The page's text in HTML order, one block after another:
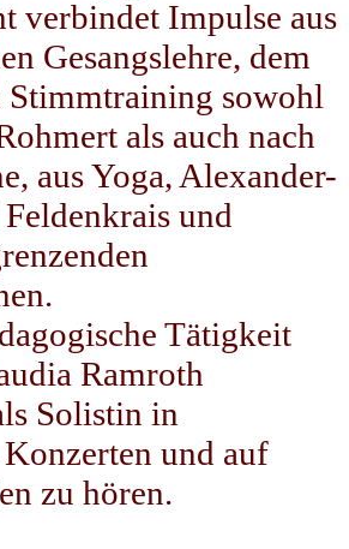
verbindet Impulse aus
Gesangslehre, dem
sowohl
als auch nach
aus Yoga, Alexander-
und
Tätigkeit
Ramroth
Solistin in
und auf
zu hören.